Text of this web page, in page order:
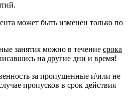
может быть изменен только по
занятия можно в течение срока
на другие дни и время!
за пропущенные и\или не
пропусков в срок действия